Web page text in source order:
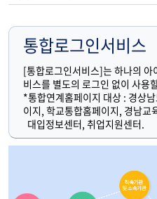
통합로그인서비스
[통합로그인서비스]는 하나의 아
비스를 별도의 로그인 없이 사용
*통합연계홈페이지 대상 : 경상
이지, 학교통합홈페이지, 경남교
대입정보센터, 취업지원센터.